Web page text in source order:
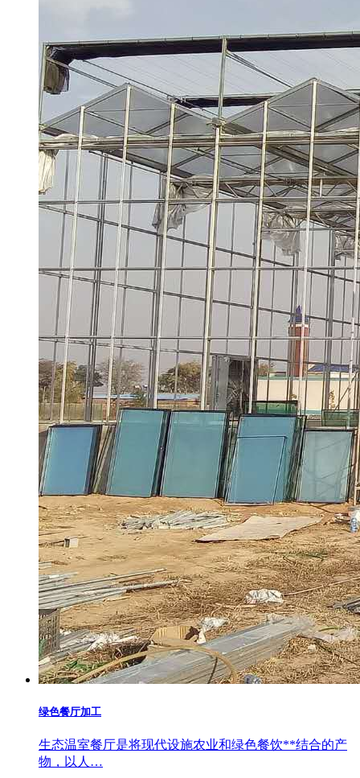
绿色餐厅加工
生态温室餐厅是将现代设施农业和绿色餐饮**结合的产
物，以人…